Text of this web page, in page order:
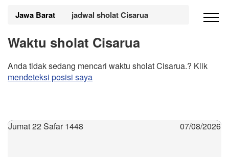
Jawa Barat jadwal sholat Cisarua
Waktu sholat Cisarua
Anda tidak sedang mencari waktu sholat Cisarua.? Klik
mendeteksi posisi saya
Jumat 22 Safar 1448 07/08/2026